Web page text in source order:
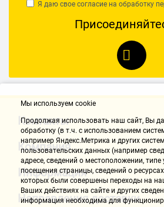
Я даю свое согласие на обработку
Контакты
Компания
Информация
Направления доставки
Мы используем cookie
Продолжая использовать наш cайт, Вы
обработку (в т.ч. с использованием
например Яндекс.Метрика и других
пользовательских данных (например
адресе, сведений о местоположении, типе
посещения страницы, сведений о
которых были совершены переходы на
Ваших действиях на сайте и других
информация необходима для